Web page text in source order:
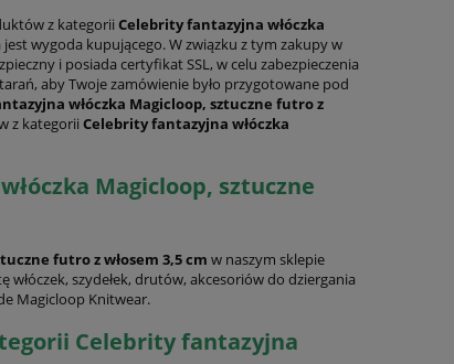
z kategorii Celebrity fantazyjna włóczka
wygoda kupującego. W związku z tym zakupy w
i posiada certyfikat SSL, w celu zabezpieczenia
aby Twoje zamówienie było przygotowane pod
włóczka Magicloop, sztuczne futro z
z kategorii Celebrity fantazyjna włóczka
Magicloop, sztuczne
futro z włosem 3,5 cm w naszym sklepie
szydełek, drutów, akcesoriów do dziergania
Magicloop Knitwear.
Celebrity fantazyjna